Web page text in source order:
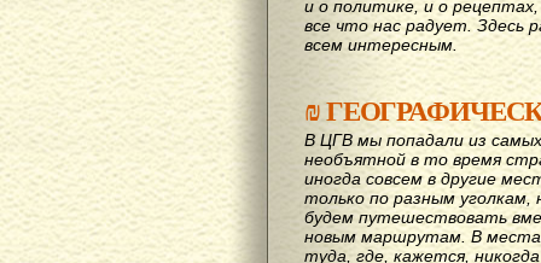
и о политике, и о
все что нас радует. Здесь
всем интересным.
₪
В ЦГВ мы попадали из
необъятной в то время
иногда совсем в другие
только по разным
будем путешествовать
новым маршрутам. В
туда, где, кажется,